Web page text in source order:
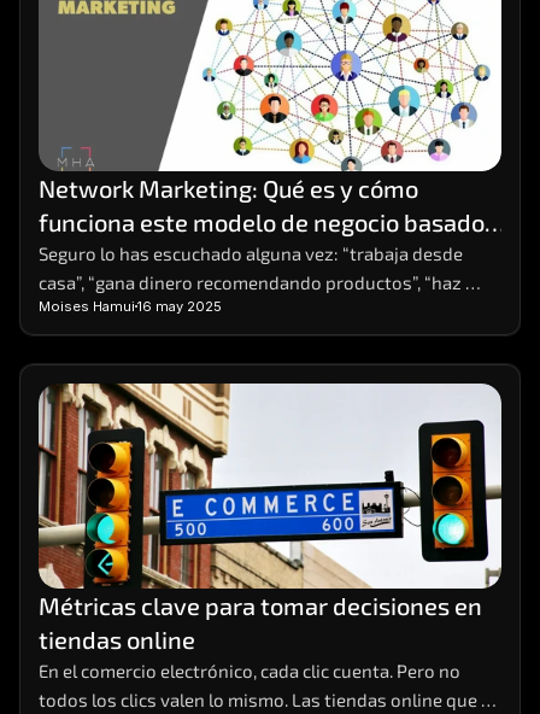
Network Marketing: Qué es y cómo
funciona este modelo de negocio basado
en redes
Seguro lo has escuchado alguna vez: “trabaja desde
casa”, “gana dinero recomendando productos”, “haz
crecer tu red y obtén ingresos residuales”. Estas frases,
comunes en redes sociales o eventos de
emprendimiento, suelen estar relacionadas con el
Network Marketing. ¿Pero qué es exactamente y cómo
funciona? ¿Es una estafa o una forma real de generar
ingresos?
Moises Hamui 16 may 2025
Métricas clave para tomar decisiones en
tiendas online
En el comercio electrónico, cada clic cuenta. Pero no
todos los clics valen lo mismo. Las tiendas online que